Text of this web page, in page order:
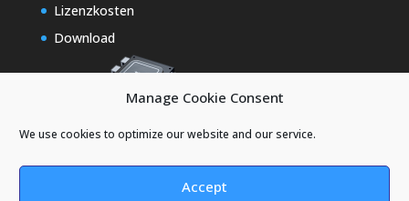
Manage Cookie Consent
We use cookies to optimize our website and our service.
Accept
Lizenzkosten
Download